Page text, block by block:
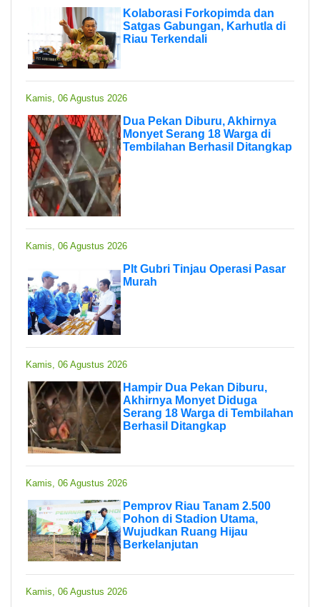
Kolaborasi Forkopimda dan
Satgas Gabungan, Karhutla di
Riau Terkendali
Kamis, 06 Agustus 2026
Dua Pekan Diburu, Akhirnya
Monyet Serang 18 Warga di
Tembilahan Berhasil Ditangkap
Kamis, 06 Agustus 2026
Plt Gubri Tinjau Operasi Pasar
Murah
Kamis, 06 Agustus 2026
Hampir Dua Pekan Diburu,
Akhirnya Monyet Diduga
Serang 18 Warga di Tembilahan
Berhasil Ditangkap
Kamis, 06 Agustus 2026
Pemprov Riau Tanam 2.500
Pohon di Stadion Utama,
Wujudkan Ruang Hijau
Berkelanjutan
Kamis, 06 Agustus 2026